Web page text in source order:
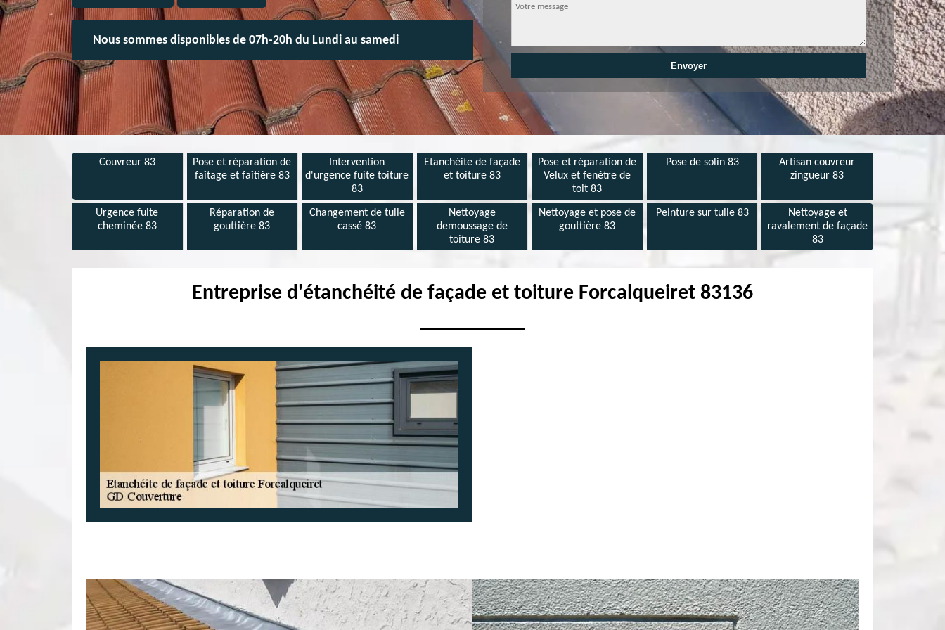
Nous sommes disponibles de 07h-20h du Lundi au samedi
Couvreur 83
Pose et réparation de
faîtage et faîtière 83
Intervention
d'urgence fuite toiture
83
Etanchéite de façade
et toiture 83
Pose et réparation de
Velux et fenêtre de
toit 83
Pose de solin 83
Artisan couvreur
zingueur 83
Urgence fuite
cheminée 83
Réparation de
gouttière 83
Changement de tuile
cassé 83
Nettoyage
demoussage de
toiture 83
Nettoyage et pose de
gouttière 83
Peinture sur tuile 83
Nettoyage et
ravalement de façade
83
Entreprise d'étanchéité de façade et toiture Forcalqueiret 83136